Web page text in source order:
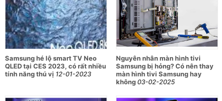
Samsung hé lộ smart TV Neo
QLED tại CES 2023, có rất nhiều
tính năng thú vị 12-01-2023
Nguyên nhân màn hình tivi
Samsung bị hỏng? Có nên thay
màn hình tivi Samsung hay
không03-02-2025